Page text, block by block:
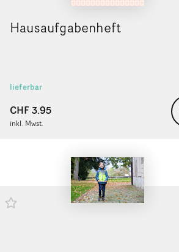
Hausaufgabenheft
lieferbar
CHF3.95
inkl. Mwst.